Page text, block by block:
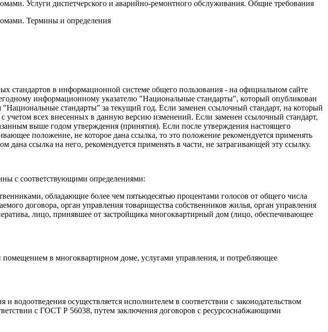
Услуги диспетчерского и аварийно-ремонтного обслуживания. Общие требования
Термины и определения
стандартов в информационной системе общего пользования - на официальном сайте
информационному указателю "Национальные стандарты", который опубликован
стандарты" за текущий год. Если заменен ссылочный стандарт, на который
учетом всех внесенных в данную версию изменений. Если заменен ссылочный стандарт,
выше годом утверждения (принятия). Если после утверждения настоящего
положение, не которое дана ссылка, то это положение рекомендуется применять
ссылка на него, рекомендуется применять в части, не затрагивающей эту ссылку.
с соответствующими определениями:
обладающие более чем пятьюдесятью процентами голосов от общего числа
договора, орган управления товарищества собственников жилья, орган управления
лицо, принявшее от застройщика многоквартирный дом (лицо, обеспечивающее
в многоквартирном доме, услугами управления, и потребляющее
водоотведения осуществляется исполнителем в соответствии с законодательством
с ГОСТ Р 56038, путем заключения договоров с ресурсоснабжающими